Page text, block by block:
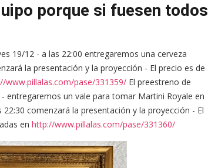
porque si fuesen todos
19/12 - a las 22:00 entregaremos una cerveza
la presentación y la proyección - El precio es de
www.pillalas.com/pase/331359/ El preestreno de
entregaremos un vale para tomar Martini Royale en
comenzará la presentación y la proyección - El
en http://www.pillalas.com/pase/331360/